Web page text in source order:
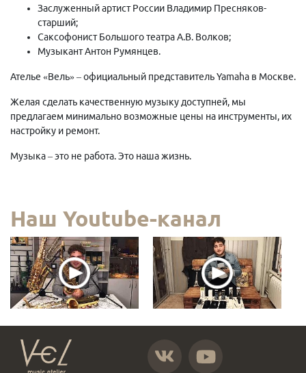
Заслуженный артист России Владимир Пресняков-
старший;
Саксофонист Большого театра А.В. Волков;
Музыкант Антон Румянцев.
Ателье «Вель» – официальный представитель Yamaha в Москве.
Желая сделать качественную музыку доступней, мы
предлагаем минимально возможные цены на инструменты, их
настройку и ремонт.
Музыка – это не работа. Это наша жизнь.
Наш Youtube-канал